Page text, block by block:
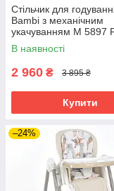
Стільчик для
Bambi з механічним
укачуванням M 5897
Рожевий
В наявності
2 960 ₴ 3 895 ₴
Купити
–24%